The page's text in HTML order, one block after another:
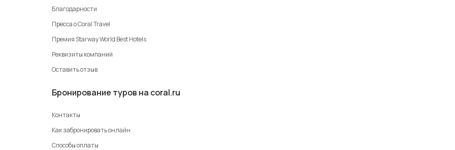
Благодарности
Пресса о Coral Travel
Премия Starway World Best Hotels
Реквизиты компаний
Оставить отзыв
Бронирование туров на coral.ru
Контакты
Как забронировать онлайн
Способы оплаты